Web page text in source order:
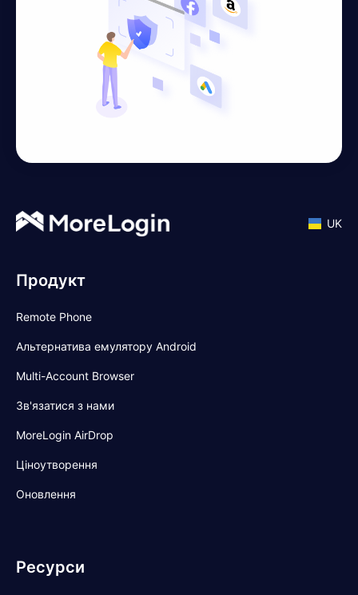
UK
Продукт
Remote Phone
Альтернатива емулятору Android
Multi-Account Browser
Зв'язатися з нами
MoreLogin AirDrop
Ціноутворення
Оновлення
Ресурси